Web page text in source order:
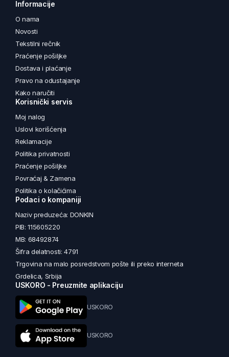
Informacije
O nama
Novosti
Tekstilni rečnik
Praćenje pošiljke
Dostava i plaćanje
Pravo na odustajanje
Kako naručiti
Korisnički servis
Moj nalog
Uslovi korišćenja
Reklamacije
Politika privatnosti
Praćenje pošiljke
Povraćaj & Zamena
Politika o kolačićima
Podaci o kompaniji
Naziv preduzeća: DONKIN
PIB: 115605220
MB: 68492874
Šifra delatnosti: 4791
Trgovina na malo posredstvom pošte ili preko interneta
Grdelica, Srbija
USKORO - Preuzmite aplikaciju
USKORO
USKORO